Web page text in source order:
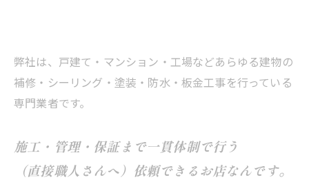
弊社は、戸建て・マンション・工場などあらゆる建物の
補修・シーリング・塗装・防水・板金工事を行っている
専門業者です。
施工・管理・保証まで一貫体制で行う
（直接職人さんへ）依頼できるお店なんです。